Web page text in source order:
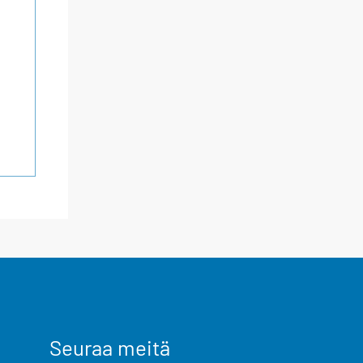
Seuraa meitä